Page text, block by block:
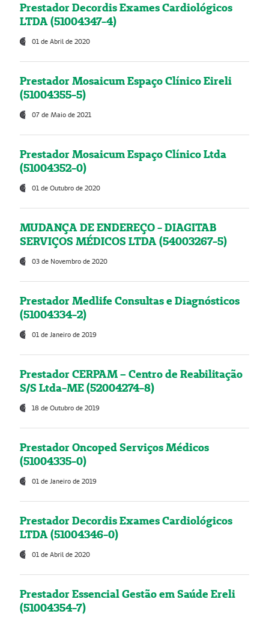
Prestador Decordis Exames Cardiológicos
LTDA (51004347-4)
01 de Abril de 2020
Prestador Mosaicum Espaço Clínico Eireli
(51004355-5)
07 de Maio de 2021
Prestador Mosaicum Espaço Clínico Ltda
(51004352-0)
01 de Outubro de 2020
MUDANÇA DE ENDEREÇO - DIAGITAB
SERVIÇOS MÉDICOS LTDA (54003267-5)
03 de Novembro de 2020
Prestador Medlife Consultas e Diagnósticos
(51004334-2)
01 de Janeiro de 2019
Prestador CERPAM – Centro de Reabilitação
S/S Ltda-ME (52004274-8)
18 de Outubro de 2019
Prestador Oncoped Serviços Médicos
(51004335-0)
01 de Janeiro de 2019
Prestador Decordis Exames Cardiológicos
LTDA (51004346-0)
01 de Abril de 2020
Prestador Essencial Gestão em Saúde Ereli
(51004354-7)